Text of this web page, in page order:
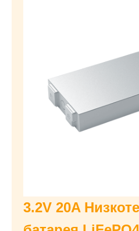
3.2V 20A